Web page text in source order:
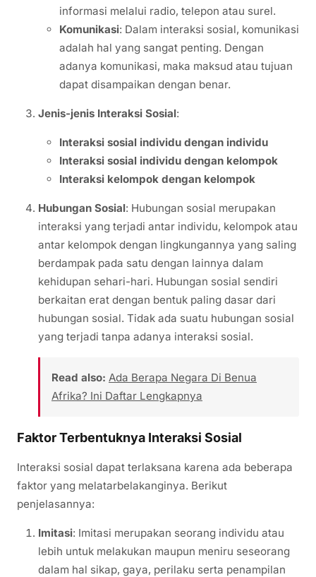
informasi melalui radio, telepon atau surel.
Komunikasi: Dalam interaksi sosial, komunikasi
adalah hal yang sangat penting. Dengan
adanya komunikasi, maka maksud atau tujuan
dapat disampaikan dengan benar.
Jenis-jenis Interaksi Sosial:
Interaksi sosial individu dengan individu
Interaksi sosial individu dengan kelompok
Interaksi kelompok dengan kelompok
Hubungan Sosial: Hubungan sosial merupakan
interaksi yang terjadi antar individu, kelompok atau
antar kelompok dengan lingkungannya yang saling
berdampak pada satu dengan lainnya dalam
kehidupan sehari-hari. Hubungan sosial sendiri
berkaitan erat dengan bentuk paling dasar dari
hubungan sosial. Tidak ada suatu hubungan sosial
yang terjadi tanpa adanya interaksi sosial.
Read also: Ada Berapa Negara Di Benua
Afrika? Ini Daftar Lengkapnya
Faktor Terbentuknya Interaksi Sosial
Interaksi sosial dapat terlaksana karena ada beberapa
faktor yang melatarbelakanginya. Berikut
penjelasannya:
Imitasi: Imitasi merupakan seorang individu atau
lebih untuk melakukan maupun meniru seseorang
dalam hal sikap, gaya, perilaku serta penampilan